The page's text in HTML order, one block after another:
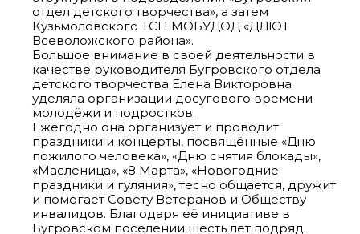
отдел детского творчества», а затем
Кузьмоловского ТСП МОБУДОД «ДДЮТ
Всеволожского района».
Большое внимание в своей деятельности в
качестве руководителя Бугровского отдела
детского творчества Елена Викторовна
уделяла организации досугового времени
молодёжи и подростков.
Ежегодно она организует и проводит
праздники и концерты, посвящённые «Дню
пожилого человека», «Дню снятия блокады»,
«Масленица», «8 Марта», «Новогодние
праздники и гуляния», тесно общается, дружит
и помогает Совету Ветеранов и Обществу
инвалидов. Благодаря её инициативе в
Бугровском поселении шесть лет подряд